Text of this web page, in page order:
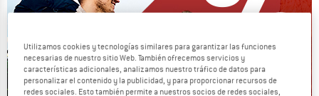
Utilizamos cookies y tecnologías similares para garantizar las funciones
necesarias de nuestro sitio Web. También ofrecemos servicios y
características adicionales, analizamos nuestro tráfico de datos para
personalizar el contenido y la publicidad, y para proporcionar recursos de
redes sociales. Esto también permite a nuestros socios de redes sociales,